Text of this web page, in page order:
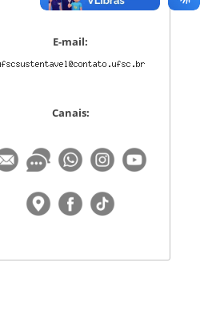
E-mail:
Canais: